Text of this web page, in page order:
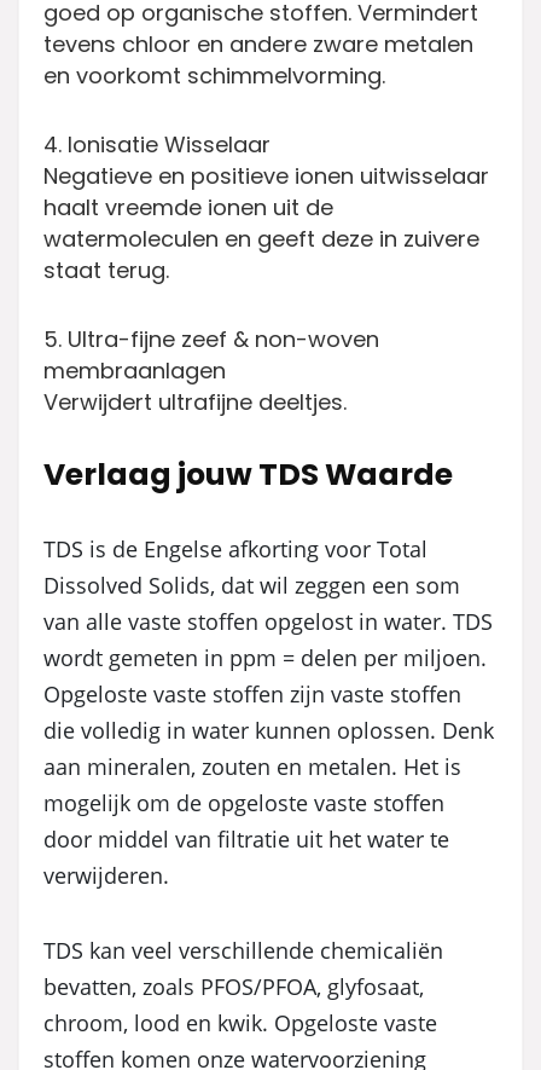
goed op organische stoffen. Vermindert
tevens chloor en andere zware metalen
en voorkomt schimmelvorming.
4. Ionisatie Wisselaar
Negatieve en positieve ionen uitwisselaar
haalt vreemde ionen uit de
watermoleculen en geeft deze in zuivere
staat terug.
5. Ultra-fijne zeef & non-woven
membraanlagen
Verwijdert ultrafijne deeltjes.
Verlaag jouw TDS Waarde
TDS is de Engelse afkorting voor Total
Dissolved Solids, dat wil zeggen een som
van alle vaste stoffen opgelost in water. TDS
wordt gemeten in ppm = delen per miljoen.
Opgeloste vaste stoffen zijn vaste stoffen
die volledig in water kunnen oplossen. Denk
aan mineralen, zouten en metalen. Het is
mogelijk om de opgeloste vaste stoffen
door middel van filtratie uit het water te
verwijderen.
TDS kan veel verschillende chemicaliën
bevatten, zoals PFOS/PFOA, glyfosaat,
chroom, lood en kwik. Opgeloste vaste
stoffen komen onze watervoorziening